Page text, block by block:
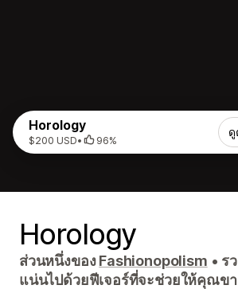
Horology
$200 USD• 96%
ดู
Horology
ส่วนหนึ่งของFashionopolism • ร
แน่นไปด้วยฟีเจอร์ที่จะช่วยให้คุณข